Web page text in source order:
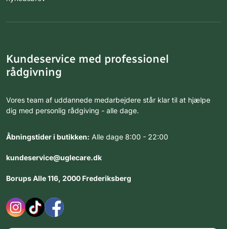
Kundeservice med professionel
rådgivning
Vores team af uddannede medarbejdere står klar til at hjælpe
dig med personlig rådgiving - alle dage.
Åbningstider i butikken: Alle dage 8:00 - 22:00
kundeservice@uglecare.dk
Borups Alle 116, 2000 Frederiksberg